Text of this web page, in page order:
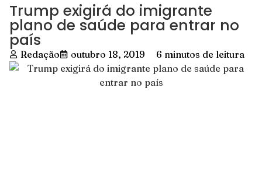
Trump exigirá do imigrante
plano de saúde para entrar no
país
Redação outubro 18, 2019 6 minutos de leitura